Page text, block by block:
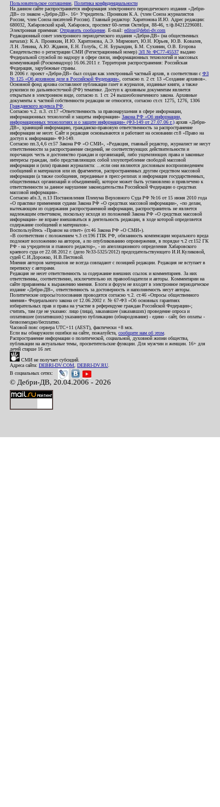
Пользовательское соглашение Политика конфиденциальности
На данном сайте распространяется информация электронного периодического издания «Дебри-
ДВ» со знаком «Дебри-ДВ». 16+ Учредитель: Пронякин К.А. (член Союза журналистов
России, член Союза писателей России). Главный редактор: Харитонова И.Ю. Адрес редакции:
680032, Хабаровский край, Хабаровск, проспект 60-летия Октября, 88-46, т./ф.84212296081.
Электронная приемная: Отправить сообщение . E-mail: editor@debri-dv.com
Редакционный совет электронного периодического издания «Дебри-ДВ» (на общественных
началах): К.А. Пронякин, И.Ю. Харитонова, А.Э. Мирмович, Ю.Н. Юрьев, Ю.В. Ковалев,
Л.Н. Левина, А.Ю. Жданов, Е.Н. Голубь, С.Н. Бурындин, Б.М. Сухинин, О.В. Егорова
Свидетельство о регистрации СМИ (Регистрационный номер) ЭЛ № ФС77-45537 выдано
Федеральной службой по надзору в сфере связи, информационных технологий и массовых
коммуникаций (Роскомнадзор) 16.06.2011 г. Территория распространения: Российская
Федерация, зарубежные страны.
В 2006 г. проект «Дебри-ДВ» был создан как электронный частный архив, в соответствии с ФЗ
№ 125 «Об архивном деле в Российской Федерации» , согласно п. 2 ст. 13 «Создание архивов».
Основной фонд архива составляют публикации газет и журналов, изданные книги, а также
рукописи по дальневосточной (РФ) тематике. Доступ к архивным документам является
открытым в электронном виде, согласно п. 1 ст. 24 вышеобозначенного закона. Архивные
документы к частной собственности редакции не относятся, согласно ст.ст. 1275, 1276, 1306
Гражданского кодекса РФ
Согласно ч.2. п.3. ст.17 «Ответственность за правонарушения в сфере информации,
информационных технологий и защиты информации» Закона РФ «Об информации,
информационных технологиях и о защите информации» (ФЗ-149 от 27.07.06 г.) архив «Дебри-
ДВ», хранящий информацию, гражданско-правовую ответственность за распространение
информации не несет. Сайт и редакция основываются и работают на основании ст.8 «Право на
доступ к информации» ФЗ-149.
Согласно пп.3,4,6 ст.57 Закона РФ «О СМИ», «Редакция, главный редактор, журналист не несут
ответственности за распространение сведений, не соответствующих действительности и
порочащих честь и достоинство граждан и организаций, либо ущемляющих права и законные
интересы граждан, либо представляющих собой злоупотребление свободой массовой
информации и (или) правами журналиста: ...если они являются дословным воспроизведением
сообщений и материалов или их фрагментов, распространенных другим средством массовой
информации (а также сообщения, переданные в пресс-релизах и информация государственных,
общественных организаций и объединений), которое может быть установлено и привлечено к
ответственности за данное нарушение законодательства Российской Федерации о средствах
массовой информации».
Согласно абз.3, п.13 Постановления Пленума Верховного Суда РФ №16 от 15 июня 2010 года
«О практике применения судами Закона РФ «О средствах массовой информации», «по делам,
вытекающим из содержания распространенной информации, распространитель не является
надлежащим ответчиком, поскольку исходя из положений Закона РФ «О средствах массовой
информации» не вправе вмешиваться в деятельность редакции, в ходе которой определяется
содержание сообщений и материалов».
Воспользуйтесь «Правом на ответ» (ст.46 Закона РФ «О СМИ»).
«В соответствии с положением ч.3 ст.196 ГПК РФ, обязанность компенсации морального вреда
подлежит возложению на авторов, а по опубликованию опровержения, в порядке ч.2 ст.152 ГК
РФ - на учредителя и главного редактор», - из апелляционного определения Хабаровского
краевого суда от 22.08.2012 г. (дело №33-5325/2012) председательствующего И.И.Куликовой,
судей С.И.Дорожко, Н.В.Пестовой.
Мнения авторов материалов не всегда совпадают с позицией редакции. Редакция не вступает в
переписку с авторами.
Редакция не несет ответственность за содержание внешних ссылок и комментариев. За них
ответственны, соответственно, исключительно их правообладатели и авторы. Комментарии на
сайте приравнены к выражению мнения. Блоги и форум не входят в электронное периодическое
издание «Дебри-ДВ», ответственность за достоверность и наполняемость несут авторы.
Политические опросы/голосования проводятся согласно ч.2. ст.46 «Опросы общественного
мнения» Федерального закона от 12.06.2002 г. № 67-ФЗ «Об основных гарантиях
избирательных прав и права на участие в референдуме граждан Российской Федерации»;
считать, там где не указано: лицо (лица), заказавшее (заказавших) проведение опроса и
оплатившее (оплативших) указанную публикацию (обнародование) - едино - сайт, без оплаты -
безвозмездно/бесплатно.
Часовой пояс сервера UTC+11 (AEST), фактически +8 мск.
Если вы обнаружили ошибки на сайте, пожалуйста, сообщите нам об этом
Распространение информации о политической, социальной, духовной жизни общества,
публикации на актуальные темы, просветительские функции. Для мужчин и женщин. 16+ для
детей старше 16 лет.
СМИ не получает субсидий.
Адреса сайта: DEBRI-DV.COM DEBRI-DV.RU
В социальных сетях:
© Дебри-ДВ, 20.04.2006 - 2026